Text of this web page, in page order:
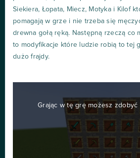
Siekiera, Łopata, Miecz, Motyka i Kilof
pomagają w grze i nie trzeba się
drewna gołą ręką. Następną rzeczą co
to modyfikacje które ludzie robią to tej
dużo frajdy.
Grając w tę grę możesz zdobyć